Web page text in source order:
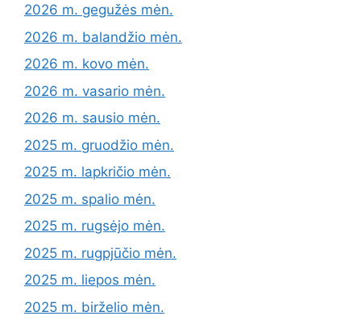
2026 m. gegužės mėn.
2026 m. balandžio mėn.
2026 m. kovo mėn.
2026 m. vasario mėn.
2026 m. sausio mėn.
2025 m. gruodžio mėn.
2025 m. lapkričio mėn.
2025 m. spalio mėn.
2025 m. rugsėjo mėn.
2025 m. rugpjūčio mėn.
2025 m. liepos mėn.
2025 m. birželio mėn.